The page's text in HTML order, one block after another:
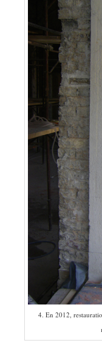
4. En 2012,